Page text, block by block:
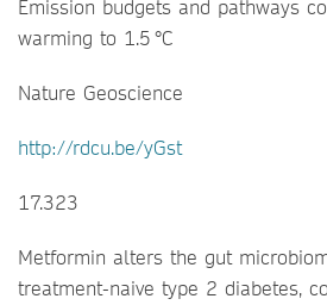
Emission budgets and pathways
warming to 1.5 °C
Nature Geoscience
http://rdcu.be/yGst
17.323
Metformin alters the gut
treatment-naive type 2 diabetes,